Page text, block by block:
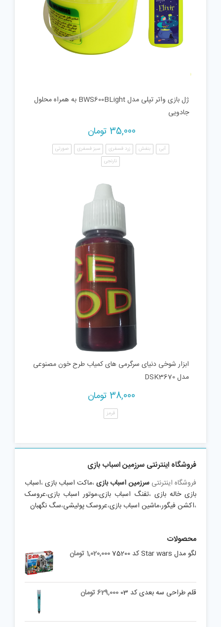
ژل بازی واتر تپلی مدل BWS600BLight به همراه محلول
جادویی
35,000 تومان
آبی بنفش زرد فسفری سبز فسفری
صورتی
نارنجی
ابزار شوخی دنیای سرگرمی های کمیاب طرح خون مصنوعی
مدل DSK3670
38,000 تومان
قرمز
فروشگاه اینترنتی سرزمین اسباب بازی
فروشگاه اینترنتی سرزمین اسباب بازی،ماکت اسباب بازی،اسباب
بازی خاله بازی ،تفنگ اسباب بازی،موتور اسباب بازی،عروسک
،اکشن فیگور،ماشین اسباب بازی،عروسک پولیشی،سگ نگهبان
محصولات
لگو مدل Star wars کد 75200 1,020,000 تومان
قلم طراحی سه بعدی کد 03 629,000تومان